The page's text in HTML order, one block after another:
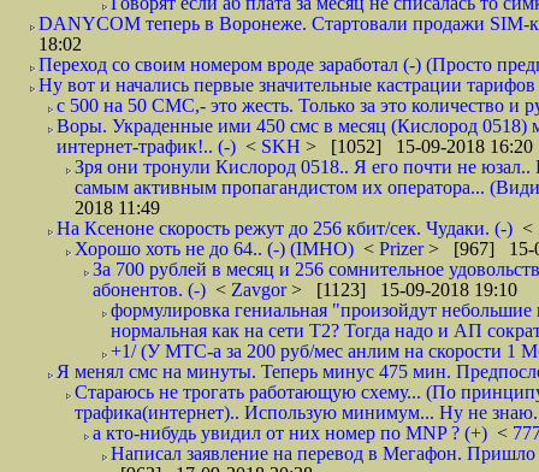
DANYCOM теперь в Воронеже. Стартовали продажи SIM-
18:02
Переход со своим номером вроде заработал (-) (Просто
Ну вот и начались первые значительные кастрации
с 500 на 50 СМС,- это жесть. Только за это количество и
Воры. Украденные ими 450 смс в месяц (Кислород 0518)
интернет-трафик!.. (-) < SKH > [1052] 15-09-2018 16:20
Зря они тронули Кислород 0518.. Я его почти не
самым активным пропагандистом их оператора...
2018 11:49
На Ксеноне скорость режут до 256 кбит/сек. Чудаки. (-) <
Хорошо хоть не до 64.. (-) (IMHO) < Prizer> [967] 15-
За 700 рублей в месяц и 256 сомнительное
абонентов. (-) < Zavgor> [1123] 15-09-2018 19:10
формулировка гениальная "произойдут небольшие
нормальная как на сети Т2? Тогда надо и АП
+1/ (У МТС-а за 200 руб/мес анлим на скорости 1
Я менял смс на минуты. Теперь минус 475 мин.
Стараюсь не трогать работающую схему... (По
трафика(интернет).. Использую минимум... Ну не
а кто-нибудь увидил от них номер по MNP ? (+) <
Написал заявление на перевод в Мегафон.